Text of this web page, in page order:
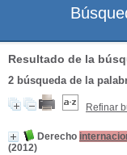
Resultado de la
2 búsqueda de la
Refinar
Derecho
(2012)